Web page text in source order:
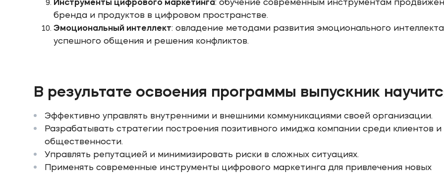
Инструменты цифрового маркетинга: обучение современным инструментам
бренда и продуктов в цифровом пространстве.
Эмоциональный интеллект: овладение методами развития эмоционального
успешного общения и решения конфликтов.
В результате освоения программы выпускник
Эффективно управлять внутренними и внешними коммуникациями своей организации.
Разрабатывать стратегии построения позитивного имиджа компании среди клиентов и
общественности.
Управлять репутацией и минимизировать риски в сложных ситуациях.
Применять современные инструменты цифрового маркетинга для привлечения новых